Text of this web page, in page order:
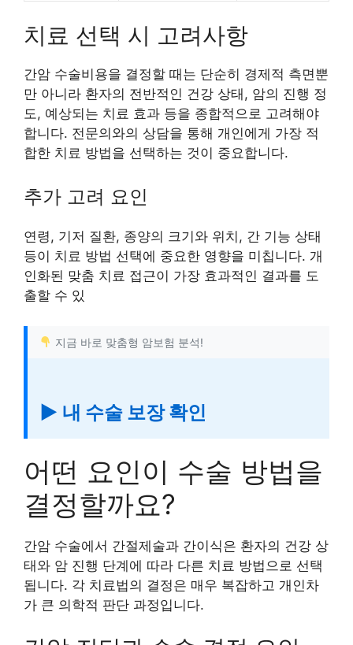
치료 선택 시 고려사항
간암 수술비용을 결정할 때는 단순히 경제적 측면뿐
만 아니라 환자의 전반적인 건강 상태, 암의 진행 정
도, 예상되는 치료 효과 등을 종합적으로 고려해야
합니다. 전문의와의 상담을 통해 개인에게 가장 적
합한 치료 방법을 선택하는 것이 중요합니다.
추가 고려 요인
연령, 기저 질환, 종양의 크기와 위치, 간 기능 상태
등이 치료 방법 선택에 중요한 영향을 미칩니다. 개
인화된 맞춤 치료 접근이 가장 효과적인 결과를 도
출할 수 있
지금 바로 맞춤형 암보험 분석!
▶ 내 수술 보장 확인
어떤 요인이 수술 방법을
결정할까요?
간암 수술에서 간절제술과 간이식은 환자의 건강 상
태와 암 진행 단계에 따라 다른 치료 방법으로 선택
됩니다. 각 치료법의 결정은 매우 복잡하고 개인차
가 큰 의학적 판단 과정입니다.